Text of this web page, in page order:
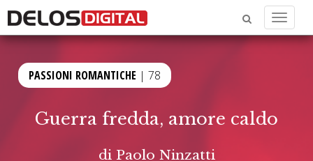
Menu
PASSIONI ROMANTICHE | 78
Guerra fredda, amore caldo
di Paolo Ninzatti